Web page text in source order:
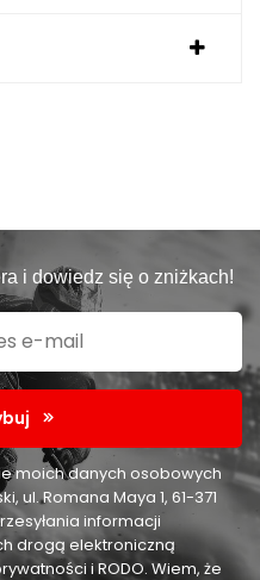
i dowiedz się o zniżkach!
moich danych osobowych
ul. Romana Maya 1, 61-371
informacji
drogą elektroniczną
i RODO. Wiem, że